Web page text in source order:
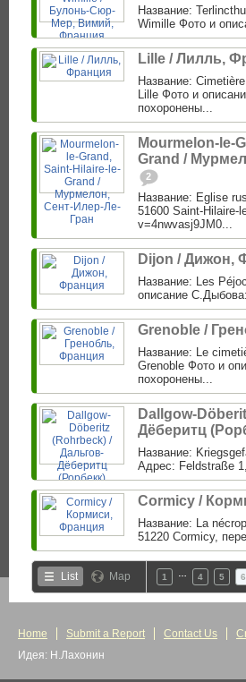
Название:
Wimille Фото и
Lille / Лилль,
Название:
Lille Фото и
похоронены...
Mourmelon-le-
Grand /
2
Название: Eglise
51600 Saint-Hilaire-
v=4nwvasj9JM0...
Dijon / Дижон,
Название: Les
описание
Grenoble /
Название: Le
Grenoble Фото и
похоронены...
Dallgow-
Дёберитц
Название:
Адрес: Feldstraße
Cormicy /
Название: La
51220 Cormicy,
List Map 1 4 5 6
Home Submit a Report Contact Us
Идея: Н.Лахонин